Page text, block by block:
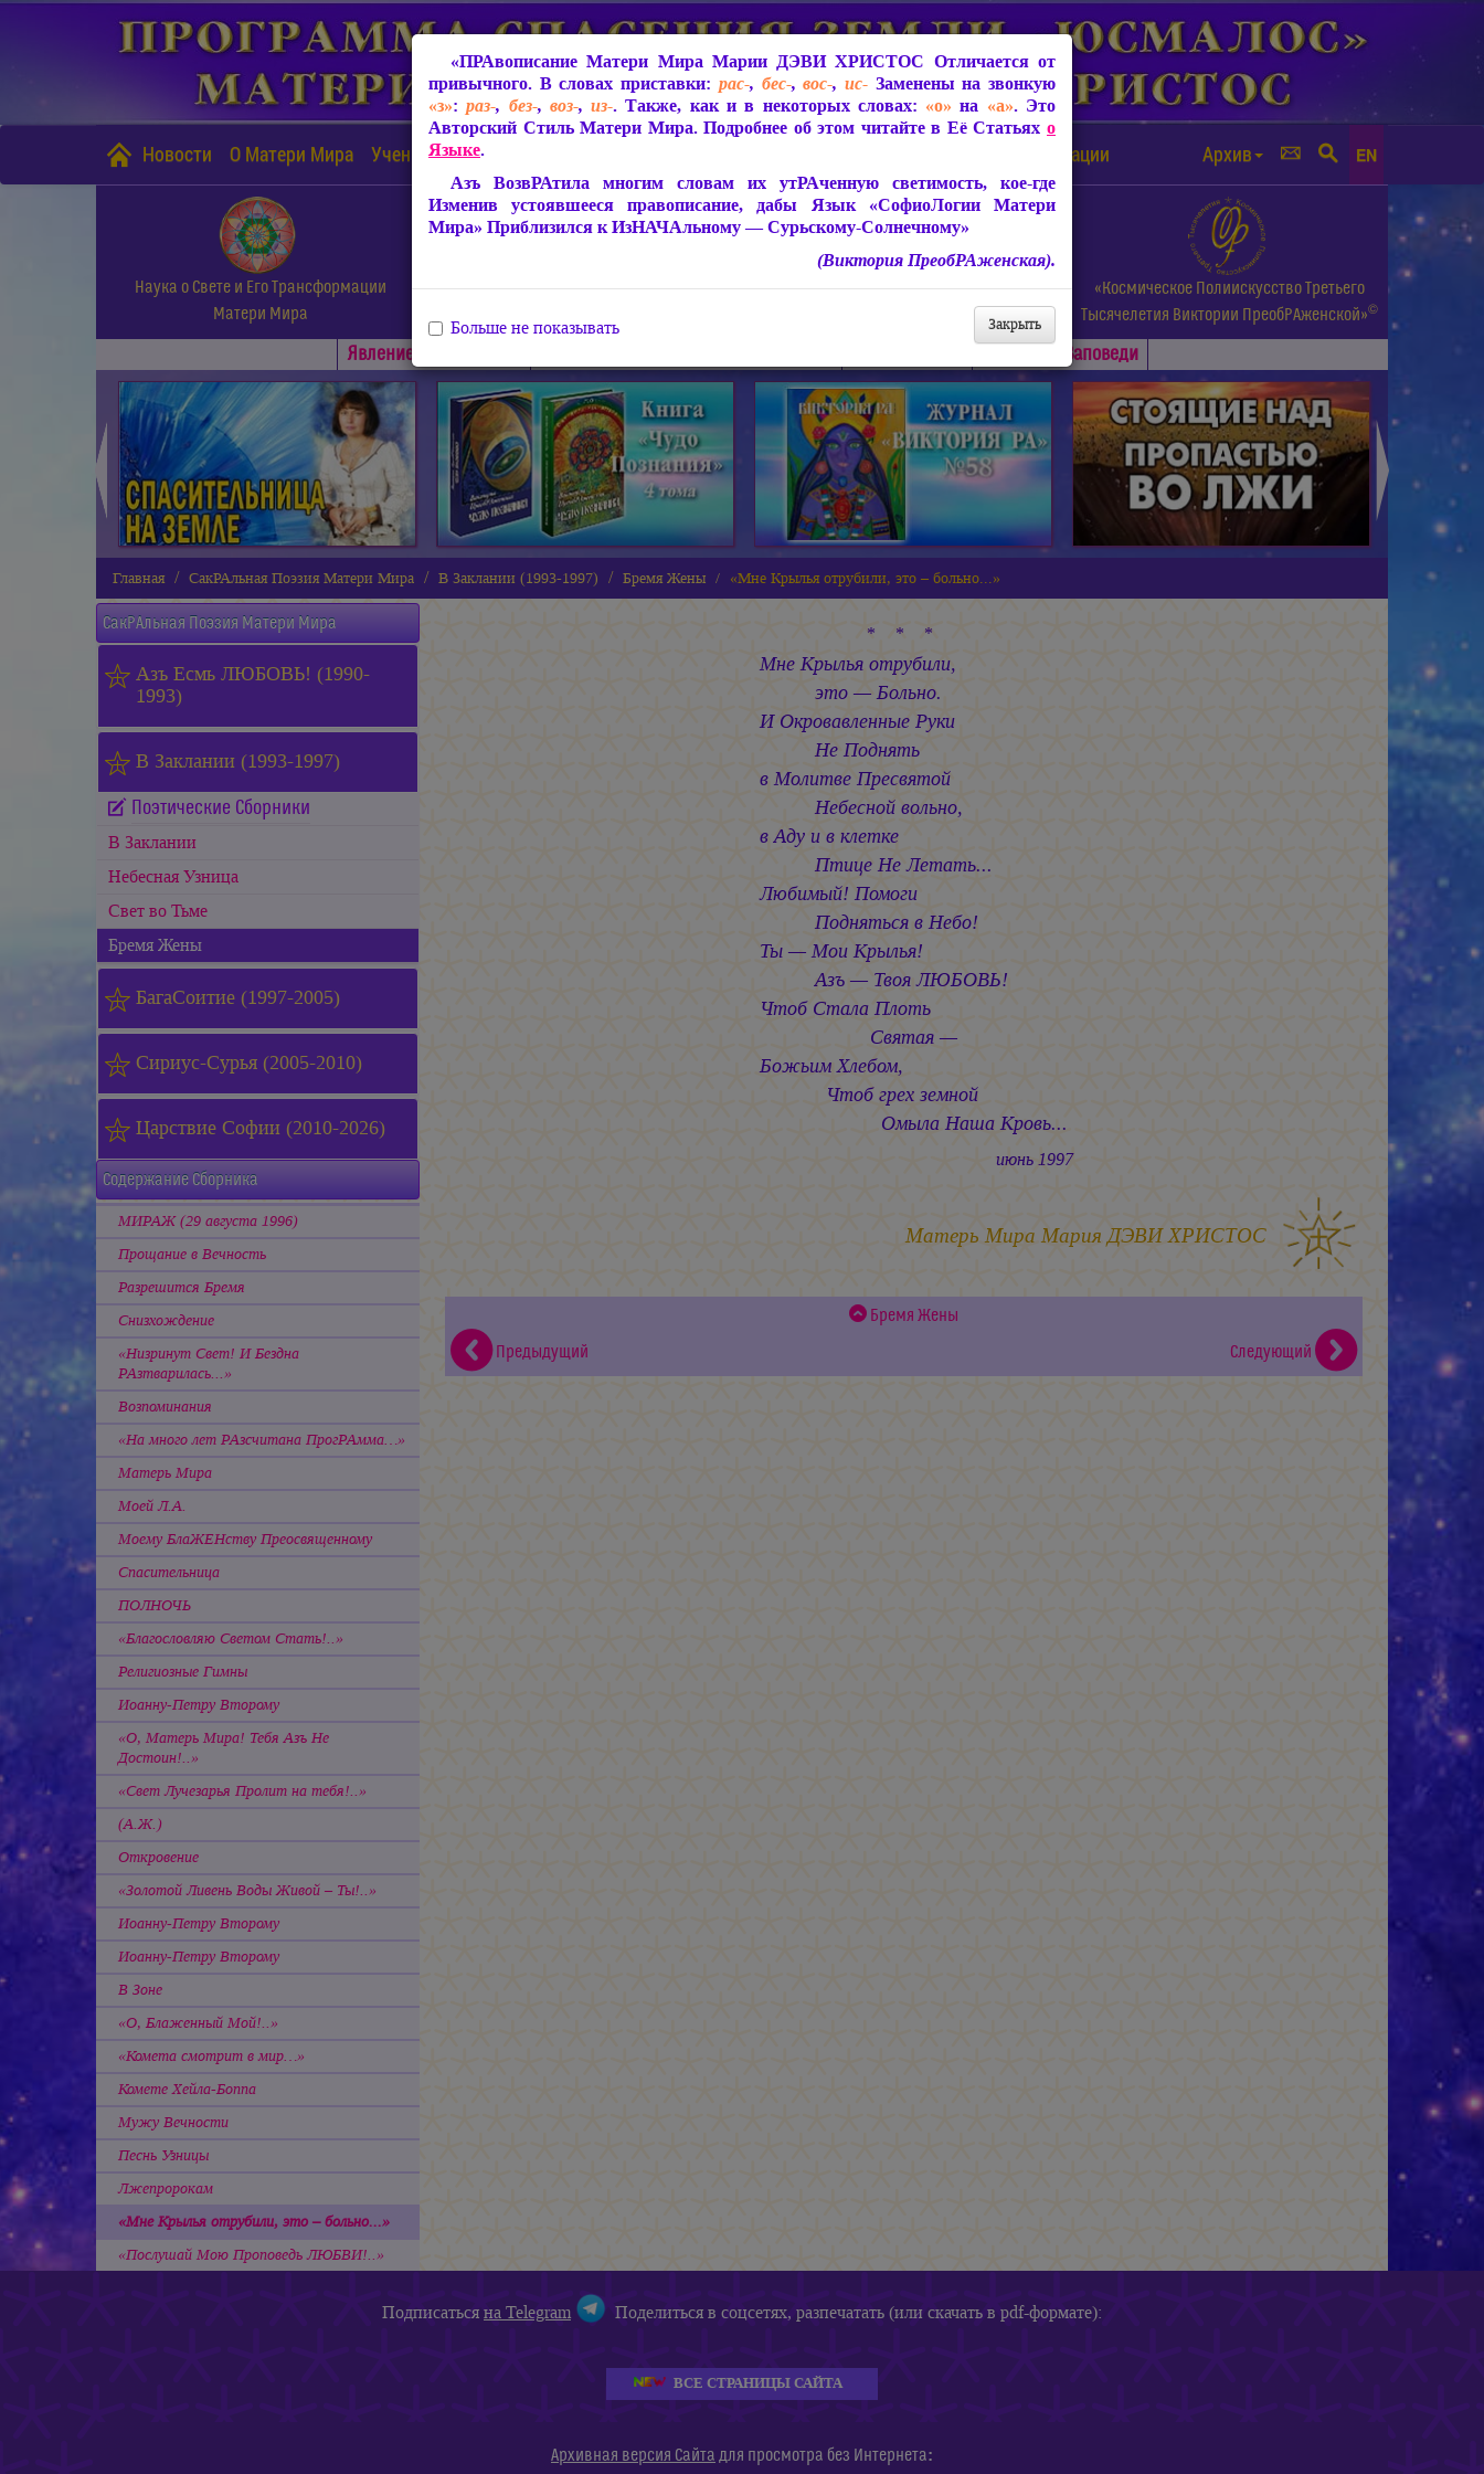
Новости О Матери Мира Учение Матери Мира Защита от чипизации Архив EN
Наука о Свете и Его Трансформации
Матери Мира
СофиоЛогия Матери Мира
Живое Слово Матери Мира.
Статьи, Книги, Видео, Аудио и др.
«Космическое Полиискусство Третьего
Тысячелетия Виктории ПреобРАженской»©
Явлениe Матери Мира Заповеди
◄ ►
Главная СакРАльная Поэзия Матери Мира В Заклании (1993-1997) Бремя Жены «Мне Крылья отрубили, это – больно...»
СакРАльная Поэзия Матери Мира
Азъ Есмь ЛЮБОВЬ! (1990-
1993)
В Заклании (1993-1997)
Поэтические Сборники
В Заклании
Небесная Узница
Свет во Тьме
Бремя Жены
БагаСоитие (1997-2005)
Сириус-Сурья (2005-2010)
Царствие Софии (2010-2026)
Содержание Сборника
МИРАЖ (29 августа 1996)
Прощание в Вечность
Разрешится Бремя
Снизхождение
«Низринут Свет! И Бездна
РАзтварилась...»
Возпоминания
«На много лет РАзсчитана ПрогРАмма…»
Матерь Мира
Моей Л.А.
Моему БлаЖЕНству Преосвященному
Спасительница
ПОЛНОЧЬ
«Благословляю Светом Стать!..»
Религиозные Гимны
Иоанну-Петру Второму
«О, Матерь Мира! Тебя Азъ Не
Достоин!..»
«Свет Лучезарья Пролит на тебя!..»
(А.Ж.)
Откровение
«Золотой Ливень Воды Живой – Ты!..»
Иоанну-Петру Второму
Иоанну-Петру Второму
В Зоне
«О, Блаженный Мой!..»
«Комета смотрит в мир…»
Комете Хейла-Боппа
Мужу Вечности
Песнь Узницы
Лжепророкам
«Мне Крылья отрубили, это – больно...»
«Послушай Мою Проповедь ЛЮБВИ!..»
* * *
Мне Крылья отрубили,
это — Больно.
И Окровавленные Руки
Не Поднять
в Молитве Пресвятой
Небесной вольно,
в Аду и в клетке
Птице Не Летать...
Любимый! Помоги
Подняться в Небо!
Ты — Мои Крылья!
Азъ — Твоя ЛЮБОВЬ!
Чтоб Стала Плоть
Святая —
Божьим Хлебом,
Чтоб грех земной
Омыла Наша Кровь...
июнь 1997
Матерь Мира Мария ДЭВИ ХРИСТОС
Бремя Жены
Предыдущий
Следующий
«ПРАвописание Матери Мира Марии ДЭВИ ХРИСТОС Отличается от
привычного. В словах приставки: рас-, бес-,вос-, ис-Заменены на звонкую
«з»:раз-, без-, воз-,из-. Также, как и в некоторых словах: «о» на «а». Это
Авторский Стиль Матери Мира. Подробнее об этом читайте в Её Статьях о
Языке.
Азъ ВозвРАтила многим словам их утРАченную светимость, кое-где
Изменив устоявшееся правописание, дабы Язык «СофиоЛогии Матери
Мира» Приблизился к ИзНАЧАльному — Сурьскому-Солнечному»
(Виктория ПреобРАженская).
Закрыть
Больше не показывать
Подписатьсяна Telegram Поделиться в соцсетях, разпечатать (или скачать в pdf-формате):
ВСЕ СТРАНИЦЫ САЙТА
Архивная версия Сайта для просмотра без Интернета: